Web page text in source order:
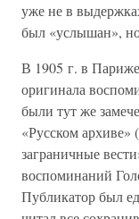
уже не в
был «услышан»,
В 1905 г. в
оригинала
были тут же
«Русском
заграничные
воспоминаний
Публикатор был